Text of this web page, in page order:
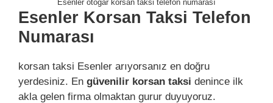
Esenler otogar korsan taksi telefon numarası
Esenler Korsan Taksi Telefon
Numarası
korsan taksi Esenler arıyorsanız en doğru
yerdesiniz. En güvenilir korsan taksi denince ilk
akla gelen firma olmaktan gurur duyuyoruz.